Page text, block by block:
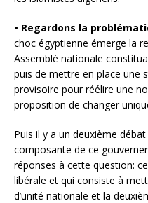
• Regardons la
choc égyptienne émerge la
Assemblé nationale
puis de mettre en place une
provisoire pour réélire une
proposition de changer
Puis il y a un deuxième
composante de ce
réponses à cette question:
libérale et qui consiste à
d’unité nationale et la